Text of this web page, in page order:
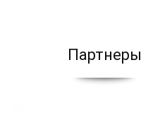
Партнеры